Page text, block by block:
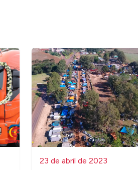
23 de abril de 2023